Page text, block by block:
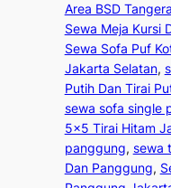
Area BSD
Sewa Meja Kursi
Sewa Sofa Puf
Jakarta Selatan,
Putih Dan Tirai
sewa sofa single
5×5 Tirai Hitam
panggung, sewa
Dan Panggung,